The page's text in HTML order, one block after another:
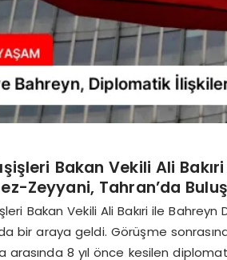
Bakan Vekili Ali
Zeyyani, Tahran’da
Bakan Vekili Ali Bakıri ile
bir araya geldi. Görüşme
arasında 8 yıl önce kesilen